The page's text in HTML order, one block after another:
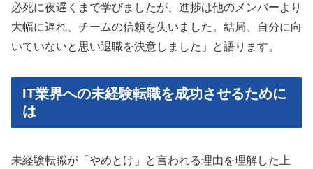
必死に夜遅くまで学びましたが、進捗は他のメンバーより
大幅に遅れ、チームの信頼を失いました。結局、自分に向
いていないと思い退職を決意しました」と語ります。
IT業界への未経験転職を成功させるために
は
未経験転職が「やめとけ」と言われる理由を理解した上